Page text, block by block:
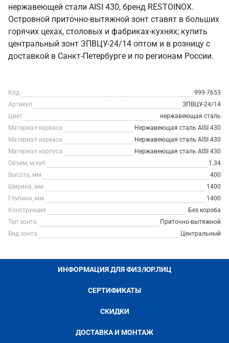
нержавеющей стали AISI 430, бренд RESTOINOX.
Островной приточно-вытяжной зонт ставят в больших
горячих цехах, столовых и фабриках-кухнях; купить
центральный зонт ЗПВЦУ-24/14 оптом и в розницу с
доставкой в Санкт‑Петербурге и по регионам России.
Код
999-7653
Артикул
ЗПВЦУ-24/14
Цвет
нержавеющая сталь
Материал каркаса
Нержавеющая сталь AISI 430
Материал каркаса
Нержавеющая сталь AISI 430
Материал корпуса
Нержавеющая сталь AISI 430
Объем, м.куб
1.34
Высота, мм
400
Ширина, мм
1400
Глубина, мм
1400
Конструкция
Без короба
Тип зонта
Приточно-вытяжной
Вид зонта
Центральный
ИНФОРМАЦИЯ ДЛЯ ФИЗ/ЮР.ЛИЦ
СЕРТИФИКАТЫ
СКИДКИ
ДОСТАВКА И МОНТАЖ